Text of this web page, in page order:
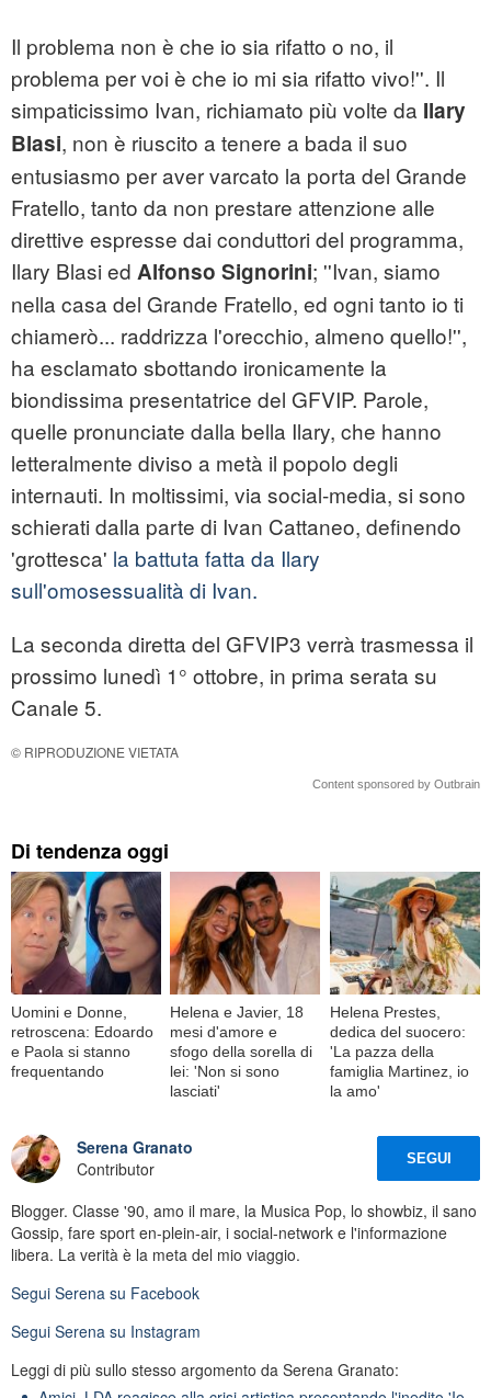
Il problema non è che io sia rifatto o no, il
problema per voi è che io mi sia rifatto vivo!''. Il
simpaticissimo Ivan, richiamato più volte da Ilary
Blasi, non è riuscito a tenere a bada il suo
entusiasmo per aver varcato la porta del Grande
Fratello, tanto da non prestare attenzione alle
direttive espresse dai conduttori del programma,
Ilary Blasi ed Alfonso Signorini; ''Ivan, siamo
nella casa del Grande Fratello, ed ogni tanto io ti
chiamerò... raddrizza l'orecchio, almeno quello!'',
ha esclamato sbottando ironicamente la
biondissima presentatrice del GFVIP. Parole,
quelle pronunciate dalla bella Ilary, che hanno
letteralmente diviso a metà il popolo degli
internauti. In moltissimi, via social-media, si sono
schierati dalla parte di Ivan Cattaneo, definendo
'grottesca' la battuta fatta da Ilary
sull'omosessualità di Ivan.
La seconda diretta del GFVIP3 verrà trasmessa il
prossimo lunedì 1° ottobre, in prima serata su
Canale 5.
© RIPRODUZIONE VIETATA
Content sponsored by Outbrain
Di tendenza oggi
Uomini e Donne,
retroscena: Edoardo
e Paola si stanno
frequentando
Helena e Javier, 18
mesi d'amore e
sfogo della sorella di
lei: 'Non si sono
lasciati'
Helena Prestes,
dedica del suocero:
'La pazza della
famiglia Martinez, io
la amo'
Serena Granato
Contributor
SEGUI
Blogger. Classe '90, amo il mare, la Musica Pop, lo showbiz, il sano
Gossip, fare sport en-plein-air, i social-network e l'informazione
libera. La verità è la meta del mio viaggio.
Segui Serena su Facebook
Segui Serena su Instagram
Leggi di più sullo stesso argomento da Serena Granato: